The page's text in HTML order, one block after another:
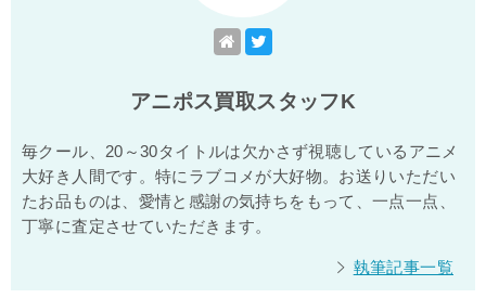
アニポス買取スタッフK
毎クール、20～30タイトルは欠かさず視聴しているアニメ
大好き人間です。特にラブコメが大好物。お送りいただい
たお品ものは、愛情と感謝の気持ちをもって、一点一点、
丁寧に査定させていただきます。
執筆記事一覧